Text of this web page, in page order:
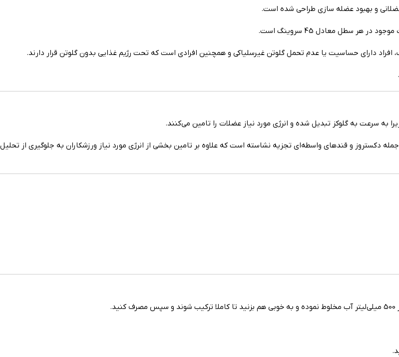
عضلانی و بهبود عضله سازی طراحی شده است.
افراد دارای حساسیت یا عدم تحمل گلوتن غیرسلیاکی و همچنین افرادی است که تحت رژیم غذایی بدون گلوتن قرار دارند.
سرعت به گلوکز تبدیل شده و انرژی مورد نیاز عضلات را تامین می‌کنند.
دکستروز و قندهای واسطه‌ای تجزیه نشاسته است که علاوه بر تامین بخشی از انرژی مورد نیاز ورزشکاران به جلوگیری از تحلیل